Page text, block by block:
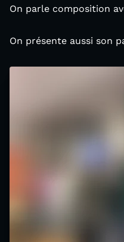
On parle composition
On présente aussi son